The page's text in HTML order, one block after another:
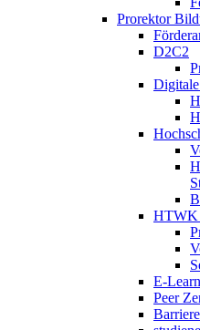
Prorektor
D2C2
HTWK
E-
Peer